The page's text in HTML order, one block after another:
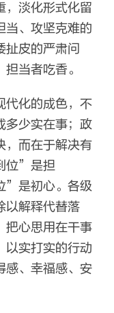
，淡化形式化留
当、攻坚克难的
扯皮的严肃问
当者吃香。
化的成色，不
多少实在事；政
，而在于解决有
位”是担
”是初心。各级
以解释代替落
把心思用在干事
以实打实的行动
感、幸福感、安